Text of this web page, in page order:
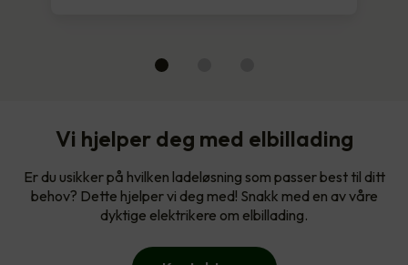
Vi hjelper deg med elbillading
Er du usikker på hvilken ladeløsning som passer best til ditt
behov? Dette hjelper vi deg med! Snakk med en av våre
dyktige elektrikere om elbillading.